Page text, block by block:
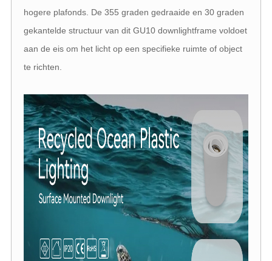
hogere plafonds. De 355 graden gedraaide en 30 graden
gekantelde structuur van dit GU10 downlightframe voldoet
aan de eis om het licht op een specifieke ruimte of object
te richten.